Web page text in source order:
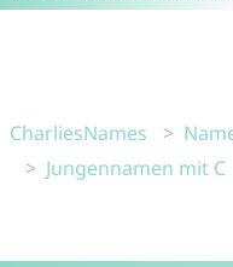
CharliesNames
Jungennamen mit C